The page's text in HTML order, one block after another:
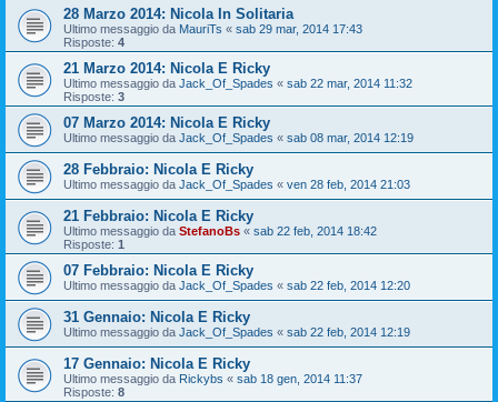
28 Marzo 2014: Nicola In Solitaria
Ultimo messaggio da MauriTs « sab 29 mar, 2014 17:43
Risposte: 4
21 Marzo 2014: Nicola E Ricky
Ultimo messaggio da Jack_Of_Spades « sab 22 mar, 2014 11:32
Risposte: 3
07 Marzo 2014: Nicola E Ricky
Ultimo messaggio da Jack_Of_Spades « sab 08 mar, 2014 12:19
28 Febbraio: Nicola E Ricky
Ultimo messaggio da Jack_Of_Spades « ven 28 feb, 2014 21:03
21 Febbraio: Nicola E Ricky
Ultimo messaggio da StefanoBs « sab 22 feb, 2014 18:42
Risposte: 1
07 Febbraio: Nicola E Ricky
Ultimo messaggio da Jack_Of_Spades « sab 22 feb, 2014 12:20
31 Gennaio: Nicola E Ricky
Ultimo messaggio da Jack_Of_Spades « sab 22 feb, 2014 12:19
17 Gennaio: Nicola E Ricky
Ultimo messaggio da Rickybs « sab 18 gen, 2014 11:37
Risposte: 8